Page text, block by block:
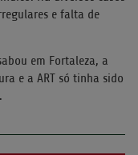
e falta de
em Fortaleza, a
e a ART só tinha sido